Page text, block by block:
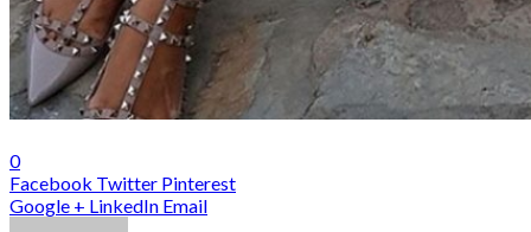
0
Facebook Twitter Pinterest
Google + LinkedIn Email